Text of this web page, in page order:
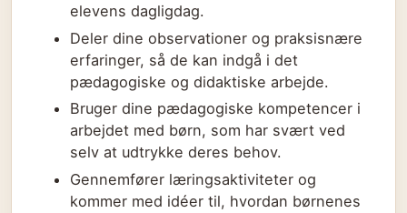
elevens dagligdag.
Deler dine observationer og praksisnære
erfaringer, så de kan indgå i det
pædagogiske og didaktiske arbejde.
Bruger dine pædagogiske kompetencer i
arbejdet med børn, som har svært ved
selv at udtrykke deres behov.
Gennemfører læringsaktiviteter og
kommer med idéer til, hvordan børnenes